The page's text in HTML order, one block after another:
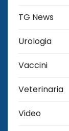
TG News
Urologia
Vaccini
Veterinaria
Video